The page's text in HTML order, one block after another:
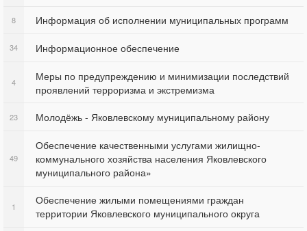
Информация об исполнении муниципальных программ
8
Информационное обеспечение
34
Меры по предупреждению и минимизации последствий
проявлений терроризма и экстремизма
4
Молодёжь - Яковлевскому муниципальному району
23
Обеспечение качественными услугами жилищно-
коммунального хозяйства населения Яковлевского
муниципального района»
49
Обеспечение жилыми помещениями граждан
территории Яковлевского муниципального округа
1